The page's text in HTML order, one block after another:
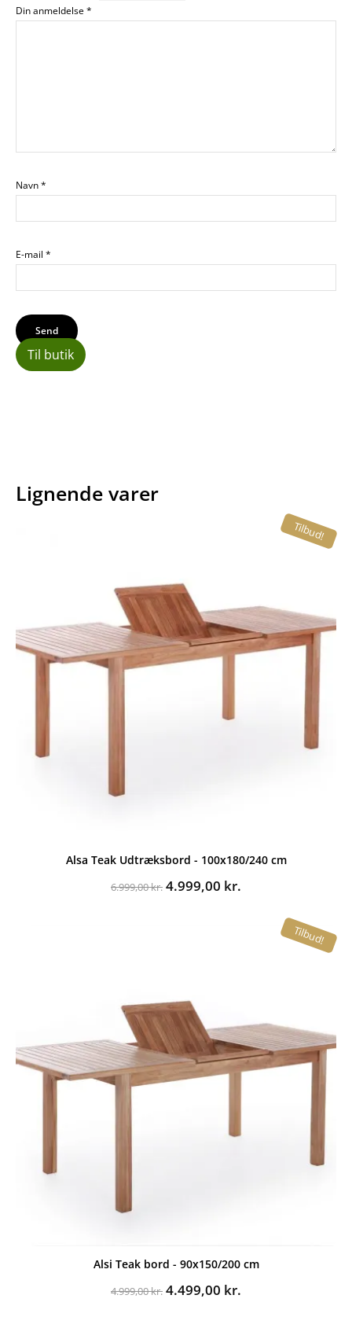
Din anmeldelse*
Navn*
E-mail *
Til butik
Lignende varer
Tilbud!
Alsa Teak Udtræksbord - 100x180/240 cm
6.999,00kr. Den
4.999,00 kr.
4.999,00 kr..
Tilbud!
Alsi Teak bord - 90x150/200 cm
4.999,00kr. Den
4.499,00 kr.